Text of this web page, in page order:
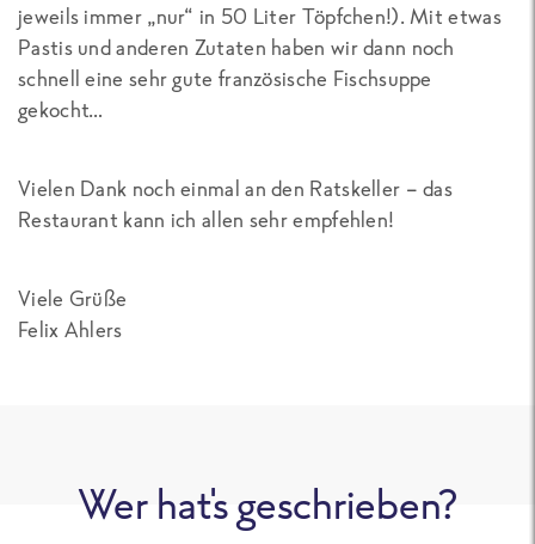
jeweils immer „nur“ in 50 Liter Töpfchen!). Mit etwas
Pastis und anderen Zutaten haben wir dann noch
schnell eine sehr gute französische Fischsuppe
gekocht…
Vielen Dank noch einmal an den Ratskeller – das
Restaurant kann ich allen sehr empfehlen!
Viele Grüße
Felix Ahlers
Wer hat's geschrieben?